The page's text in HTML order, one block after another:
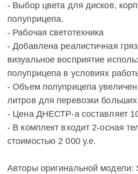
- Выбор цвета для дисков,
полуприцепа.
- Рабочая светотехника
- Добавлена реалистичная
визуальное восприятие
полуприцепа в условиях
- Объем полуприцепа
литров для перевозки
- Цена ДНЕСТР-а составляет
- В комплект входит 2-осная
стоимостью 2 000 у.е.
Авторы оригинальной модели: